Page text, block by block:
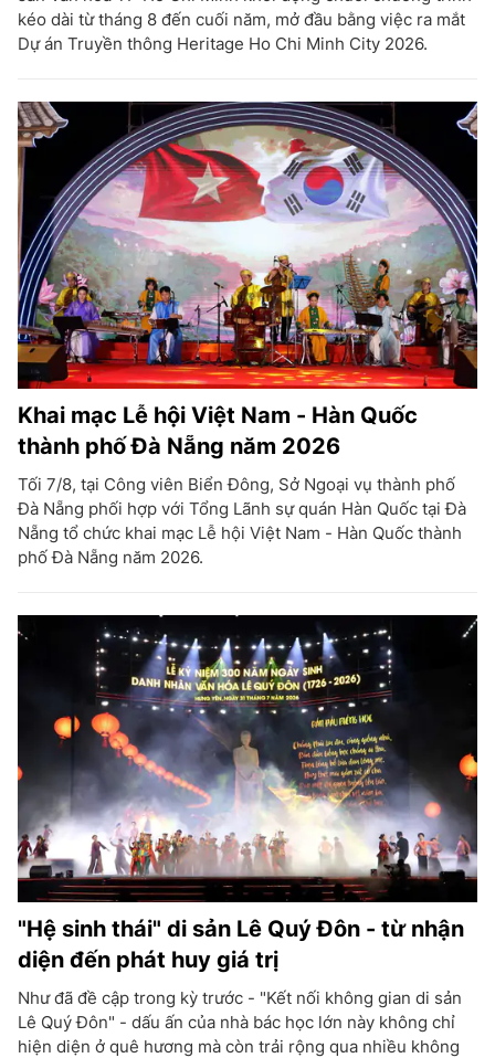
kéo dài từ tháng 8 đến cuối năm, mở đầu bằng việc ra mắt
Dự án Truyền thông Heritage Ho Chi Minh City 2026.
Khai mạc Lễ hội Việt Nam - Hàn Quốc
thành phố Đà Nẵng năm 2026
Tối 7/8, tại Công viên Biển Đông, Sở Ngoại vụ thành phố
Đà Nẵng phối hợp với Tổng Lãnh sự quán Hàn Quốc tại Đà
Nẵng tổ chức khai mạc Lễ hội Việt Nam - Hàn Quốc thành
phố Đà Nẵng năm 2026.
"Hệ sinh thái" di sản Lê Quý Đôn - từ nhận
diện đến phát huy giá trị
Như đã đề cập trong kỳ trước - "Kết nối không gian di sản
Lê Quý Đôn" - dấu ấn của nhà bác học lớn này không chỉ
hiện diện ở quê hương mà còn trải rộng qua nhiều không